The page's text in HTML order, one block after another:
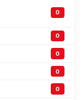
0
0
0
0
0